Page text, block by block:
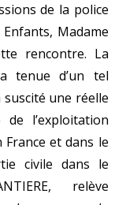
de la police
Madame
rencontre. La
tenue d’un tel
une réelle
de l’exploitation
et dans le
civile dans le
relève